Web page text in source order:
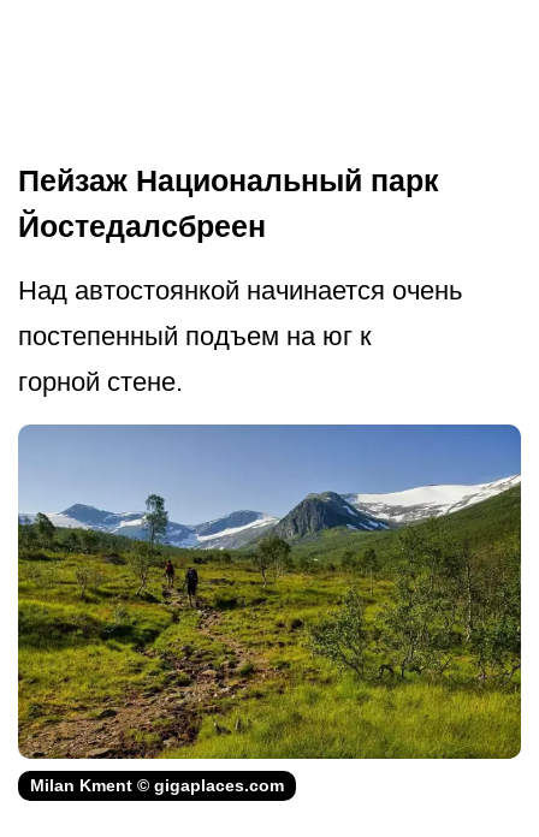
Пейзаж Национальный парк
Йостедалсбреен
Над автостоянкой начинается очень
постепенный подъем на юг к
горной стене.
Milan Kment © gigaplaces.com